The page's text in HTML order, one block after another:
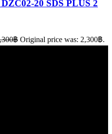
20 SDS PLUS 2
฿ Original price was: 2,300฿.